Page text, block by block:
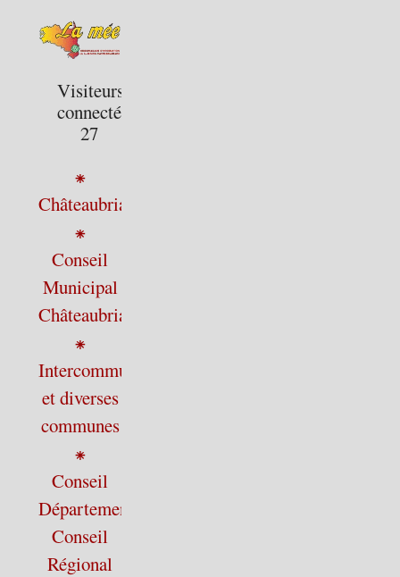
Visiteurs
connectés :
27
⁕
Châteaubriant
⁕
Conseil
Municipal
Châteaubriant
⁕
Intercommunalité
et diverses
communes
⁕
Conseil
Départemental,
Conseil
Régional